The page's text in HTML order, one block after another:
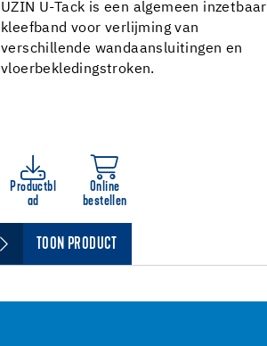
UZIN U-Tack is een algemeen inzetbaar
kleefband voor verlijming van
verschillende wandaansluitingen en
vloerbekledingstroken.
Productbl
ad
Online
bestellen
TOON PRODUCT